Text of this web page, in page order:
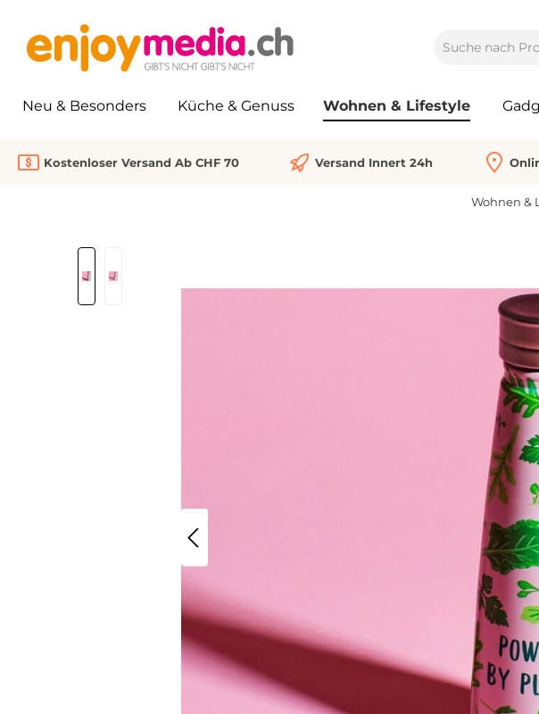
Neu & Besonders Küche & Genuss Wohnen & Lifestyle
Kostenloser Versand Ab CHF 70 Versand Innert 24h
Wohnen &
Bildergalerie überspringen